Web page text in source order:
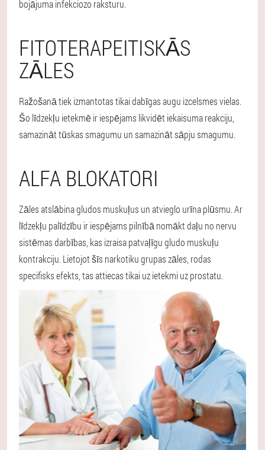
bojājuma infekciozo raksturu.
FITOTERAPEITISKĀS
ZĀLES
Ražošanā tiek izmantotas tikai dabīgas augu izcelsmes vielas.
Šo līdzekļu ietekmē ir iespējams likvidēt iekaisuma reakciju,
samazināt tūskas smagumu un samazināt sāpju smagumu.
ALFA BLOKATORI
Zāles atslābina gludos muskuļus un atvieglo urīna plūsmu. Ar
līdzekļu palīdzību ir iespējams pilnībā nomākt daļu no nervu
sistēmas darbības, kas izraisa patvaļīgu gludo muskuļu
kontrakciju. Lietojot šīs narkotiku grupas zāles, rodas
specifisks efekts, tas attiecas tikai uz ietekmi uz prostatu.